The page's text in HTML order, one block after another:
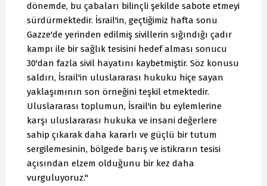
dönemde, bu çabaları bilinçli şekilde sabote etmeyi
sürdürmektedir. İsrail'in, geçtiğimiz hafta sonu
Gazze'de yerinden edilmiş sivillerin sığındığı çadır
kampı ile bir sağlık tesisini hedef alması sonucu
30'dan fazla sivil hayatını kaybetmiştir. Söz konusu
saldırı, İsrail'in uluslararası hukuku hiçe sayan
yaklaşımının son örneğini teşkil etmektedir.
Uluslararası toplumun, İsrail'in bu eylemlerine
karşı uluslararası hukuka ve insani değerlere
sahip çıkarak daha kararlı ve güçlü bir tutum
sergilemesinin, bölgede barış ve istikrarın tesisi
açısından elzem olduğunu bir kez daha
vurguluyoruz."